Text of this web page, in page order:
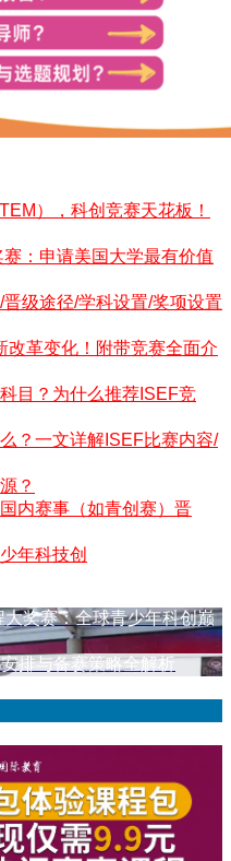
），科创竞赛天花板！
：申请美国大学最有价值
级途径/学科设置/奖项设置
革变化！附带竞赛全面介
目？为什么推荐ISEF竞
？一文详解ISEF比赛内容/
？
内赛事（如青创赛）晋
年科技创
大奖赛：全球青少年科创巅
排与备赛策略全解析